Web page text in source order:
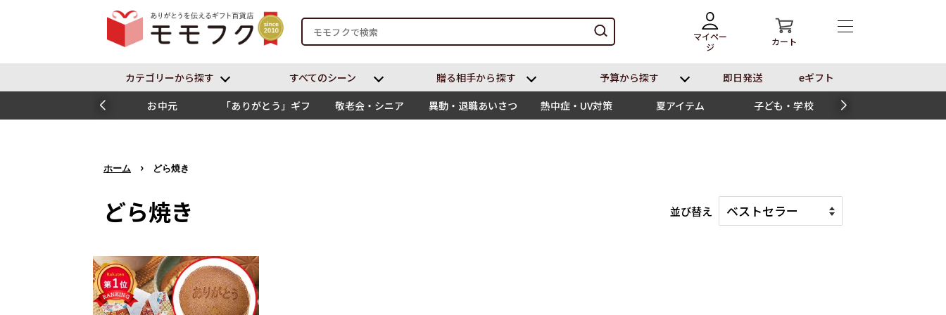
マイペー
ジ
カート
カテゴリーから探す すべてのシーン 贈る相⼿から探す 予算から探す 即⽇発送
eギフト
お中元
「ありがとう」ギフ
敬老会・シニア 異動・退職あいさつ 熱中症・UV対策 夏アイテム 子ども・学校
ホーム › どら焼き
どら焼き 並び替え